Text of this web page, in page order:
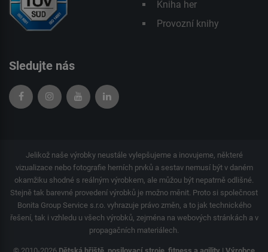
Kniha her
Provozní knihy
Sledujte nás
Jelikož naše výrobky neustále vylepšujeme a inovujeme, některé
vizualizace nebo fotografie herních prvků a sestav nemusí být v daném
okamžiku shodné s reálným výrobkem, ale můžou být nepatrně odlišné.
Stejně tak barevné provedení výrobků je možno měnit. Proto si společnost
Bonita Group Service s.r.o. vyhrazuje právo změn, a to jak technického
řešení, tak i vzhledu u všech výrobků, zejména na webových stránkách a v
propagačních materiálech.